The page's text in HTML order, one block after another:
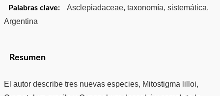
Palabras clave:
Asclepiadaceae, taxonomía, sistemática,
Argentina
Resumen
El autor describe tres nuevas especies, Mitostigma lilloi,